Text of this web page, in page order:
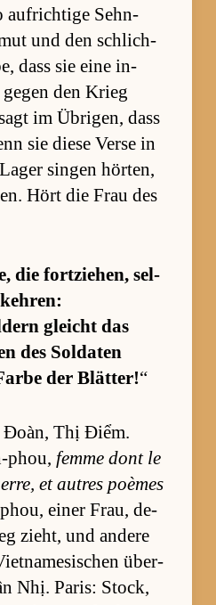
auf­rich­tige Sehn­
und den schlich­
dass sie eine in­
den Krieg
im Üb­ri­gen, dass
sie diese Verse in
sin­gen hör­ten,
Hört die Frau des
die fort­zie­hen, sel­
gleicht das
des Sol­da­ten
der Blät­ter!“
Đoàn, Thị Điểm.
phou, femme dont le
et au­tres poè­mes
ei­ner Frau, de­
zieht, und an­dere
über­
Nhị. Pa­ris: Stock,